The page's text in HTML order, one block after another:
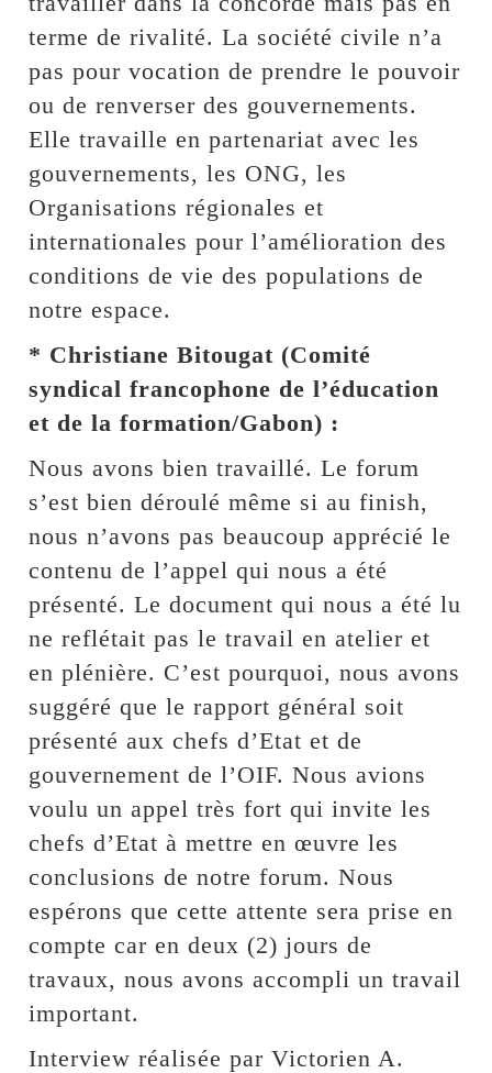
terme de rivalité. La société civile n’a
pas pour vocation de prendre le pouvoir
ou de renverser des gouvernements.
Elle travaille en partenariat avec les
gouvernements, les ONG, les
Organisations régionales et
internationales pour l’amélioration des
conditions de vie des populations de
notre espace.
* Christiane Bitougat (Comité
syndical francophone de l’éducation
et de la formation/Gabon) :
Nous avons bien travaillé. Le forum
s’est bien déroulé même si au finish,
nous n’avons pas beaucoup apprécié le
contenu de l’appel qui nous a été
présenté. Le document qui nous a été lu
ne reflétait pas le travail en atelier et
en plénière. C’est pourquoi, nous avons
suggéré que le rapport général soit
présenté aux chefs d’Etat et de
gouvernement de l’OIF. Nous avions
voulu un appel très fort qui invite les
chefs d’Etat à mettre en œuvre les
conclusions de notre forum. Nous
espérons que cette attente sera prise en
compte car en deux (2) jours de
travaux, nous avons accompli un travail
important.
Interview réalisée par Victorien A.